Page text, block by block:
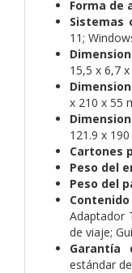
Forma de
Sistemas
11;
15,5 x 6,7
x 210 x 55
121.9 x
Cartones
Peso del
Peso del
Adaptador
de viaje;
Garantía
estándar